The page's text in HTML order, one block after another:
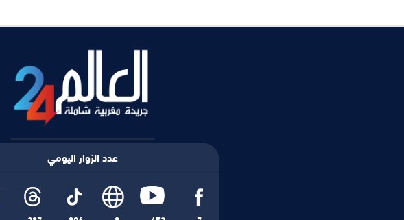
عدد الزوار اليومي